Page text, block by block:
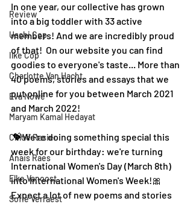
Review
Uschi Cop
Ilke Cop
Charlotte Van Hacht
Eva Nowé
Maryam Kamal Hedayat
Chloë Rasier
Anaïs Raes
Elke Vanoost
Sofie Verraest
In one year, our collective has grown
into a big toddler with 33 active
members! And we are incredibly proud
of that!  On our website you can find
goodies to everyone's taste... More than
40 poems, stories and essays that we
put online for you between March 2021
and March 2022!
💝We're doing something special this
week for our birthday: we're turning
International Women's Day (March 8th)
into International Women's Week!🎀
Expect a lot of new poems and stories